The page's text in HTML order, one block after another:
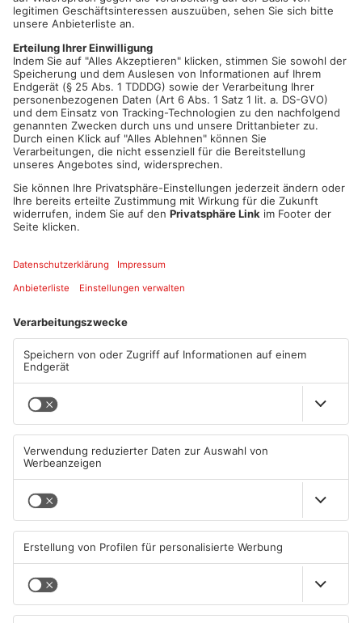
Artikel teilen
ANZEIGE
Mehr aus Kreis
Einbruch ins Seligenstädter
Jugendzentrum scheitert
06.08.2026, 13:56 UHR IN KREIS
OFFENBACH
Trinkwasserbrunnen in
Obertshausen mit Keimen
belastet
06.08.2026, 06:45 UHR IN KREIS